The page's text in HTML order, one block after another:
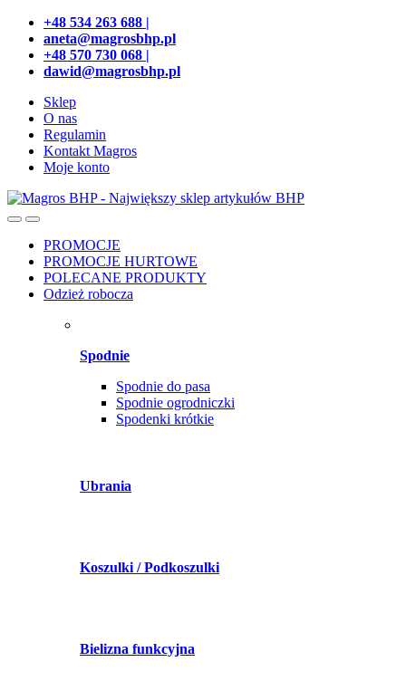
Przejdź
nawigacji
Przeskocz
treści
+48 534 263 688 |
aneta@magrosbhp.pl
+48 570 730 068 |
dawid@magrosbhp.pl
Sklep
O nas
Regulamin
Kontakt Magros
Moje konto
PROMOCJE
PROMOCJE HURTOWE
POLECANE PRODUKTY
Odzież robocza
Spodnie
Spodnie do pasa
Spodnie ogrodniczki
Spodenki krótkie
Ubrania
Koszulki / Podkoszulki
Bielizna funkcyjna